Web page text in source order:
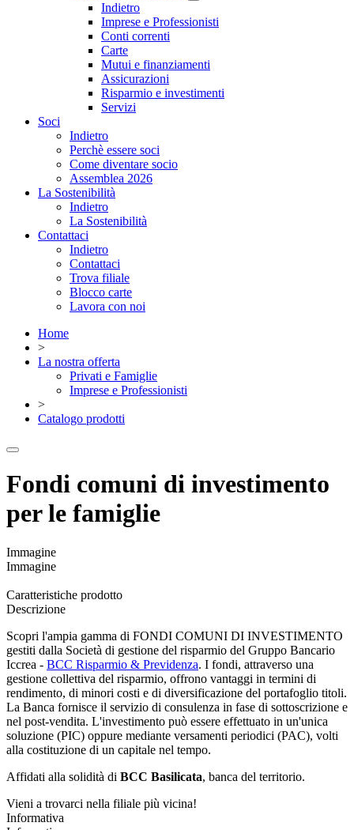
Indietro
Imprese e Professionisti
Conti correnti
Carte
Mutui e finanziamenti
Assicurazioni
Risparmio e investimenti
Servizi
Soci
Indietro
Perchè essere soci
Come diventare socio
Assemblea 2026
La Sostenibilità
Indietro
La Sostenibilità
Contattaci
Indietro
Contattaci
Trova filiale
Blocco carte
Lavora con noi
Home
>
La nostra offerta
Privati e Famiglie
Imprese e Professionisti
>
Catalogo prodotti
Fondi comuni di investimento
per le famiglie
Immagine
Immagine
Caratteristiche prodotto
Descrizione
Scopri l'ampia gamma di FONDI COMUNI DI INVESTIMENTO
gestiti dalla Società di gestione del risparmio del Gruppo Bancario
Iccrea - BCC Risparmio & Previdenza. I fondi, attraverso una
gestione collettiva del risparmio, offrono vantaggi in termini di
rendimento, di minori costi e di diversificazione del portafoglio titoli.
La Banca fornisce il servizio di consulenza in fase di sottoscrizione e
nel post-vendita. L'investimento può essere effettuato in un'unica
soluzione (PIC) oppure mediante versamenti periodici (PAC), volti
alla costituzione di un capitale nel tempo.
Affidati alla solidità di BCC Basilicata, banca del territorio.
Vieni a trovarci nella filiale più vicina!
Informativa